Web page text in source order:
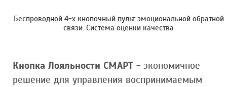
Беспроводной 4-х кнопочный пульт эмоциональной обратной
связи. Cистема оценки качества
Кнопка Лояльности СМАРТ - экономичное
решение для управления воспринимаемым